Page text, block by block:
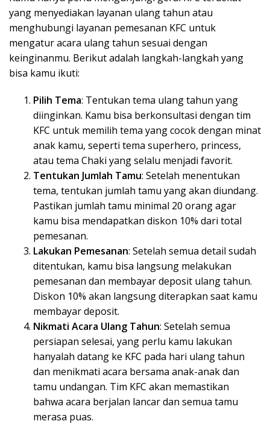
yang menyediakan layanan ulang tahun atau
menghubungi layanan pemesanan KFC untuk
mengatur acara ulang tahun sesuai dengan
keinginanmu. Berikut adalah langkah-langkah yang
bisa kamu ikuti:
Pilih Tema: Tentukan tema ulang tahun yang
diinginkan. Kamu bisa berkonsultasi dengan tim
KFC untuk memilih tema yang cocok dengan minat
anak kamu, seperti tema superhero, princess,
atau tema Chaki yang selalu menjadi favorit.
Tentukan Jumlah Tamu: Setelah menentukan
tema, tentukan jumlah tamu yang akan diundang.
Pastikan jumlah tamu minimal 20 orang agar
kamu bisa mendapatkan diskon 10% dari total
pemesanan.
Lakukan Pemesanan: Setelah semua detail sudah
ditentukan, kamu bisa langsung melakukan
pemesanan dan membayar deposit ulang tahun.
Diskon 10% akan langsung diterapkan saat kamu
membayar deposit.
Nikmati Acara Ulang Tahun: Setelah semua
persiapan selesai, yang perlu kamu lakukan
hanyalah datang ke KFC pada hari ulang tahun
dan menikmati acara bersama anak-anak dan
tamu undangan. Tim KFC akan memastikan
bahwa acara berjalan lancar dan semua tamu
merasa puas.